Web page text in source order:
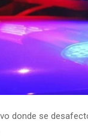
donde se